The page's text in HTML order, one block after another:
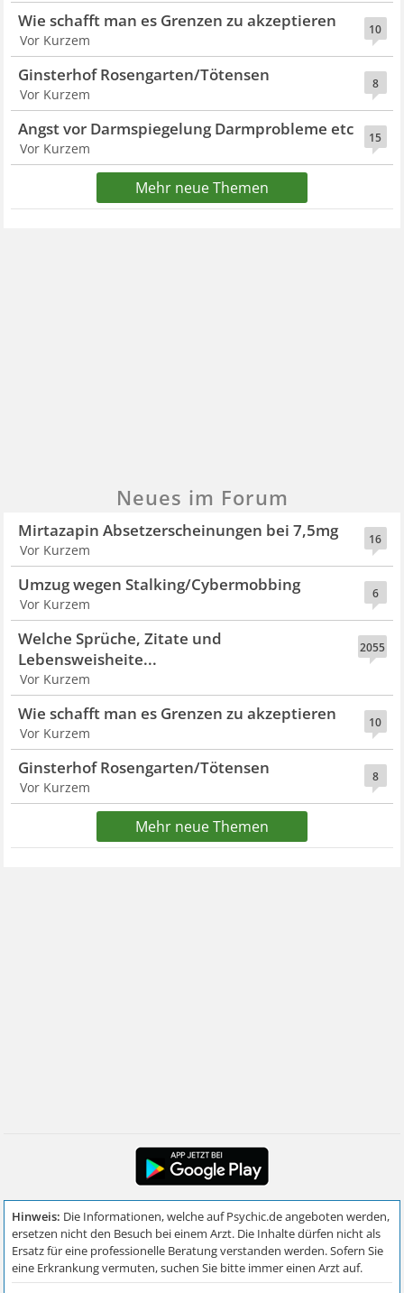
10
Wie schafft man es Grenzen zu akzeptieren
Vor Kurzem
8
Ginsterhof Rosengarten/Tötensen
Vor Kurzem
15
Angst vor Darmspiegelung Darmprobleme etc
Vor Kurzem
Mehr neue Themen
Neues im Forum
16
Mirtazapin Absetzerscheinungen bei 7,5mg
Vor Kurzem
6
Umzug wegen Stalking/Cybermobbing
Vor Kurzem
2055
Welche Sprüche, Zitate und
Lebensweisheite...
Vor Kurzem
10
Wie schafft man es Grenzen zu akzeptieren
Vor Kurzem
8
Ginsterhof Rosengarten/Tötensen
Vor Kurzem
Mehr neue Themen